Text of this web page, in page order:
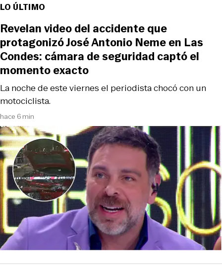
LO ÚLTIMO
hace 6 min
La noche de este viernes el periodista chocó con un
motociclista.
Revelan video del accidente que
protagonizó José Antonio Neme en Las
Condes: cámara de seguridad captó el
momento exacto